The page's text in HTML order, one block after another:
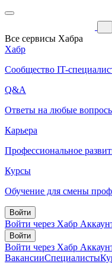
Все сервисы Хабра
Хабр
Сообщество IT-
Q&A
Ответы на любые
Карьера
Профессиональное
Курсы
Обучение для смены
Войти
Войти через Хабр
Войти
Войти через Хабр
ВакансииСпециалисты